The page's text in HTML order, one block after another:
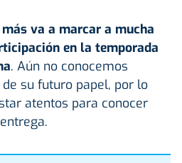
va a marcar a mucha
en la temporada
. Aún no conocemos
su futuro papel, por lo
atentos para conocer